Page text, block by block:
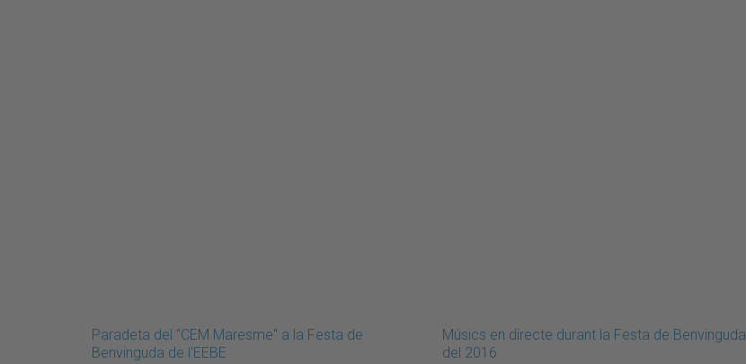
Paradeta del "CEM Maresme" a la Festa de
Benvinguda de l'EEBE
Músics en directe durant la Festa de Benvinguda
del 2016